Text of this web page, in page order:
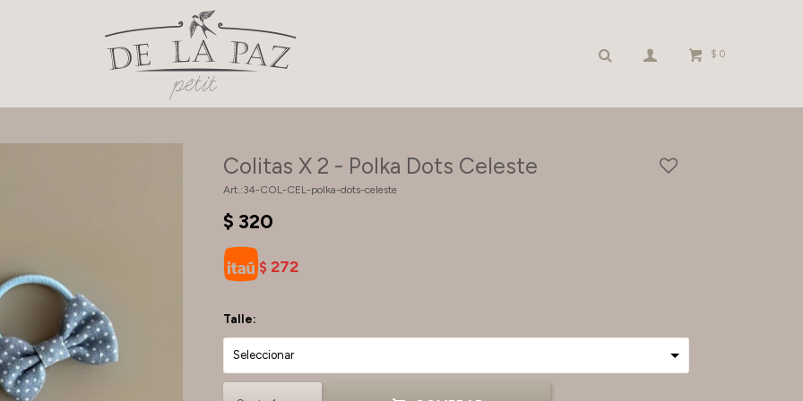
$ 0
Colitas X 2 - Polka Dots Celeste
34-COL-CEL-polka-dots-celeste
$ 320
$ 272
Talle: